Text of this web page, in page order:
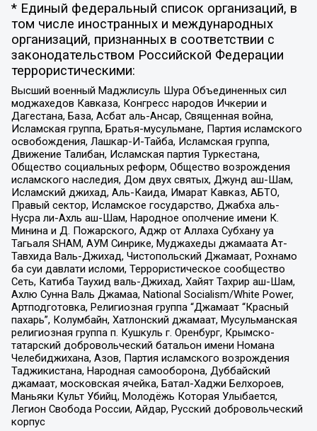
* Единый федеральный список организаций, в
том числе иностранных и международных
организаций, признанных в соответствии с
законодательством Российской Федерации
террористическими:
Высший военный Маджлисуль Шура Объединенных сил
моджахедов Кавказа, Конгресс народов Ичкерии и
Дагестана, База, Асбат аль-Ансар, Священная война,
Исламская группа, Братья-мусульмане, Партия исламского
освобождения, Лашкар-И-Тайба, Исламская группа,
Движение Талибан, Исламская партия Туркестана,
Общество социальных реформ, Общество возрождения
исламского наследия, Дом двух святых, Джунд аш-Шам,
Исламский джихад, Аль-Каида, Имарат Кавказ, АБТО,
Правый сектор, Исламское государство, Джабха аль-
Нусра ли-Ахль аш-Шам, Народное ополчение имени К.
Минина и Д. Пожарского, Аджр от Аллаха Субхану уа
Тагьаля SHAM, АУМ Синрике, Муджахеды джамаата Ат-
Тавхида Валь-Джихад, Чистопольский Джамаат, Рохнамо
ба суи давлати исломи, Террористическое сообщество
Сеть, Катиба Таухид валь-Джихад, Хайят Тахрир аш-Шам,
Ахлю Сунна Валь Джамаа, National Socialism/White Power,
Артподготовка, Религиозная группа “Джамаат “Красный
пахарь”, Колумбайн, Хатлонский джамаат, Мусульманская
религиозная группа п. Кушкуль г. Оренбург, Крымско-
татарский добровольческий батальон имени Номана
Челебиджихана, Азов, Партия исламского возрождения
Таджикистана, Народная самооборона, Дуббайский
джамаат, московская ячейка, Батал-Хаджи Белхороев,
Маньяки Культ Убийц, Молодёжь Которая Улыбается,
Легион Свобода России, Айдар, Русский добровольческий
корпус